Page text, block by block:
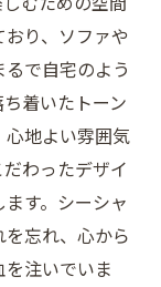
り、ソファや
で自宅のよう
着いたトーン
地よい雰囲気
わったデザイ
す。シーシャ
忘れ、心から
注いでいま